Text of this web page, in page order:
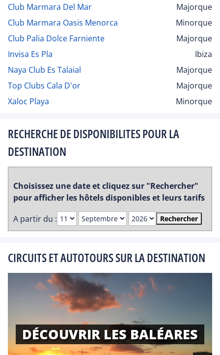
Club Marmara Del Mar
Majorque
Club Marmara Oasis Menorca
Minorque
Club Palia Dolce Farniente
Majorque
Invisa Es Pla
Ibiza
Naya Club Es Talaial
Majorque
Top Clubs Cala D'or
Majorque
Xaloc Playa
Minorque
RECHERCHE DE DISPONIBILITES POUR LA
DESTINATION
Choisissez une date et cliquez sur "Rechercher"
pour afficher les hôtels disponibles et leurs tarifs
A partir du :
Rechercher
CIRCUITS ET AUTOTOURS SUR LA DESTINATION
DÉCOUVRIR LES BALÉARES